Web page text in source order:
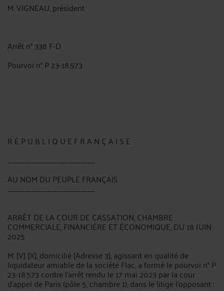
M. VIGNEAU, président
Arrêt n° 338 F-D
Pourvoi n° P 23-18.573
R É P U B L I Q U E F R A N Ç A I S E
_________________________
AU NOM DU PEUPLE FRANÇAIS
_________________________
ARRÊT DE LA COUR DE CASSATION, CHAMBRE
COMMERCIALE, FINANCIÈRE ET ÉCONOMIQUE, DU 18 JUIN
2025
M. [V] [X], domicilié [Adresse 3], agissant en qualité de
liquidateur amiable de la société Flac, a formé le pourvoi n° P
23-18.573 contre l'arrêt rendu le 17 mai 2023 par la cour
d'appel de Paris (pôle 5, chambre 1), dans le litige l'opposant :